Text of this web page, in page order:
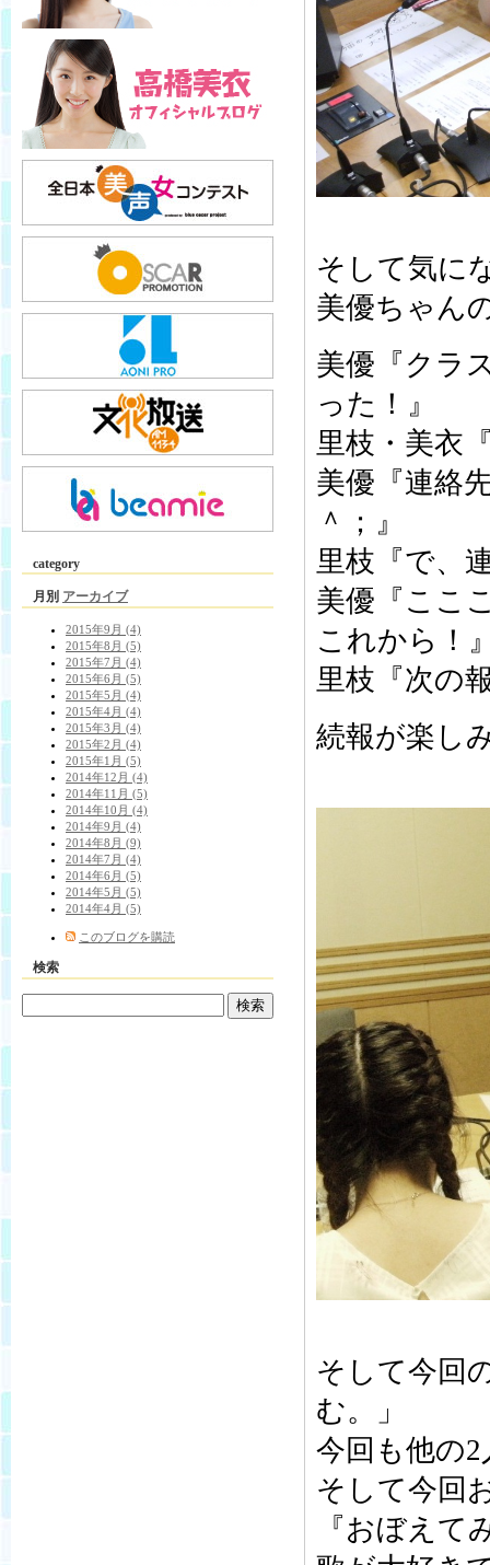
そして気に
美優ちゃん
美優『クラ
った！』
里枝・美衣
美優『連絡
＾；』
里枝『で、
美優『ここ
これから！
里枝『次の
続報が楽し
そして今回
む。」
今回も他の
そして今回
『おぼえて
category
月別 アーカイブ
2015年9月 (4)
2015年8月 (5)
2015年7月 (4)
2015年6月 (5)
2015年5月 (4)
2015年4月 (4)
2015年3月 (4)
2015年2月 (4)
2015年1月 (5)
2014年12月 (4)
2014年11月 (5)
2014年10月 (4)
2014年9月 (4)
2014年8月 (9)
2014年7月 (4)
2014年6月 (5)
2014年5月 (5)
2014年4月 (5)
このブログを購読
検索